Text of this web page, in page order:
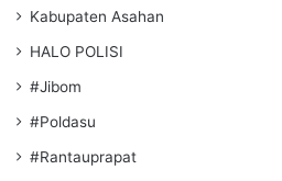
Kabupaten Asahan
HALO POLISI
#Jibom
#Poldasu
#Rantauprapat